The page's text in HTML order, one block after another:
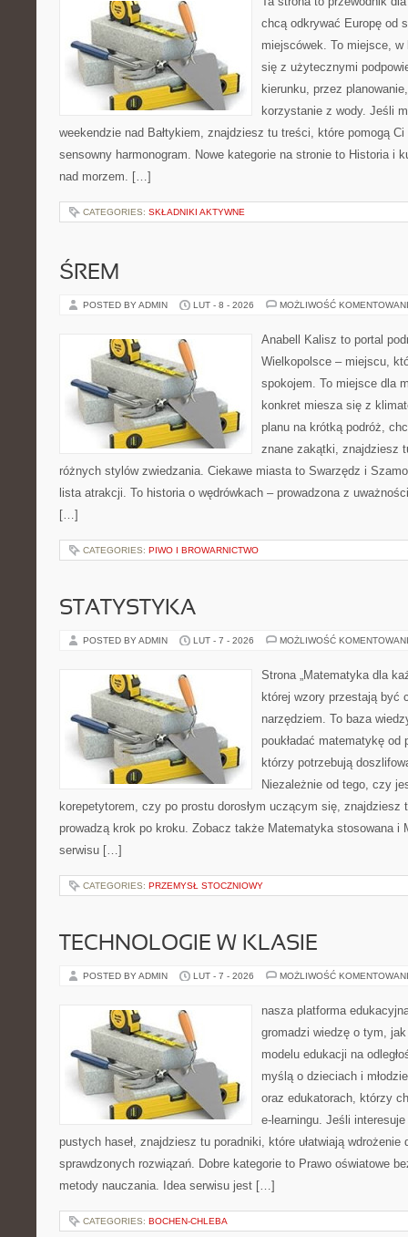
chcą odkrywać Europę od
miejscówek. To miejsce,
się z użytecznymi
kierunku, przez
korzystanie z wody. Jeśli
weekendzie nad Bałtykiem, znajdziesz tu treści, które pomogą Ci
sensowny harmonogram. Nowe kategorie na stronie to Historia i
nad morzem. […]
CATEGORIES: SKŁADNIKI AKTYWNE
ŚREM
POSTED BY ADMIN LUT - 8 - 2026 MOŻLIWOŚĆ
Anabell Kalisz to portal
Wielkopolsce – miejscu,
spokojem. To miejsce dla
konkret miesza się z
planu na krótką podróż,
znane zakątki, znajdziesz
różnych stylów zwiedzania. Ciekawe miasta to Swarzędz i
lista atrakcji. To historia o wędrówkach – prowadzona z
[…]
CATEGORIES: PIWO I BROWARNICTWO
STATYSTYKA
POSTED BY ADMIN LUT - 7 - 2026 MOŻLIWOŚĆ
Strona „Matematyka dla
której wzory przestają być
narzędziem. To baza
poukładać matematykę od
którzy potrzebują
Niezależnie od tego, czy
korepetytorem, czy po prostu dorosłym uczącym się, znajdziesz
prowadzą krok po kroku. Zobacz także Matematyka stosowana i
serwisu […]
CATEGORIES: PRZEMYSŁ STOCZNIOWY
TECHNOLOGIE W KLASIE
POSTED BY ADMIN LUT - 7 - 2026 MOŻLIWOŚĆ
nasza platforma
gromadzi wiedzę o tym,
modelu edukacji na
myślą o dzieciach i
oraz edukatorach, którzy
e-learningu. Jeśli
pustych haseł, znajdziesz tu poradniki, które ułatwiają wdrożenie
sprawdzonych rozwiązań. Dobre kategorie to Prawo oświatowe
metody nauczania. Idea serwisu jest […]
CATEGORIES: BOCHEN-CHLEBA